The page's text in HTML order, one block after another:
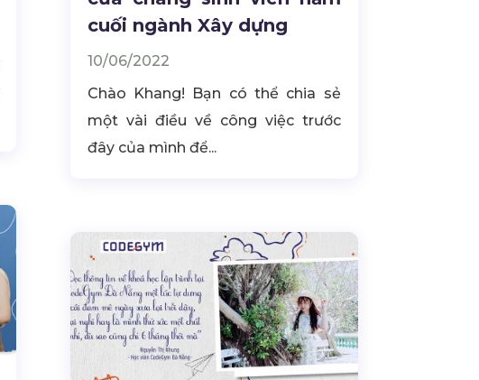
cuối ngành Xây dựng
10/06/2022
Chào Khang! Bạn có thể chia sẻ
một vài điều về công việc trước
đây của mình để...